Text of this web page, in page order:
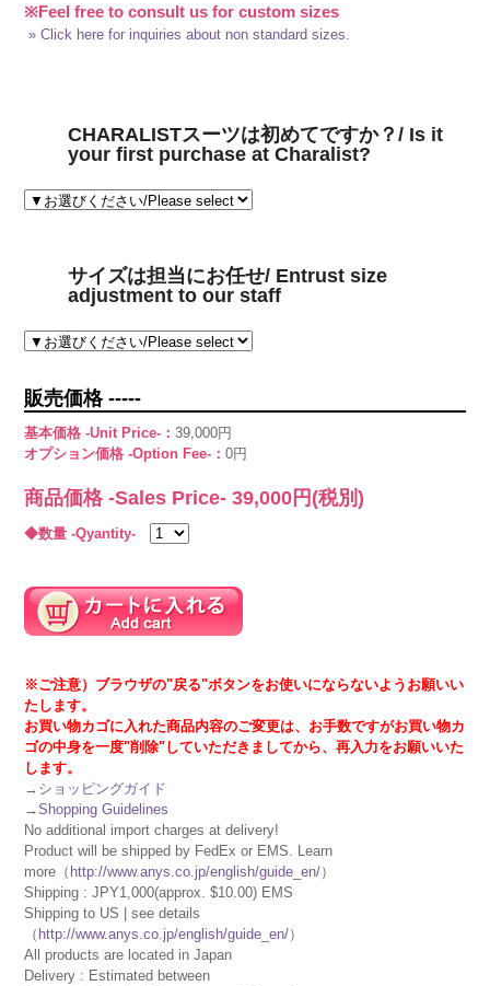
※Feel free to consult us for custom sizes
» Click here for inquiries about non standard sizes.
CHARALISTスーツは初めてですか？/ Is it
your first purchase at Charalist?
サイズは担当にお任せ/ Entrust size
adjustment to our staff
販売価格 -----
基本価格 -Unit Price-：39,000円
オプション価格 -Option Fee-：0円
商品価格 -Sales Price-39,000 円(税別)
◆数量 -Qyantity-
※ご注意）ブラウザの"戻る"ボタンをお使いにならないようお願いい
たします。
お買い物カゴに入れた商品内容のご変更は、お手数ですがお買い物カ
ゴの中身を一度"削除"していただきましてから、再入力をお願いいた
します。
→ ショッピングガイド
→Shopping Guidelines
No additional import charges at delivery!
Product will be shipped by FedEx or EMS. Learn
more（ http://www.anys.co.jp/english/guide_en/）
Shipping : JPY1,000(approx. $10.00) EMS
Shipping to US | see details
（ http://www.anys.co.jp/english/guide_en/）
All products are located in Japan
Delivery : Estimated between